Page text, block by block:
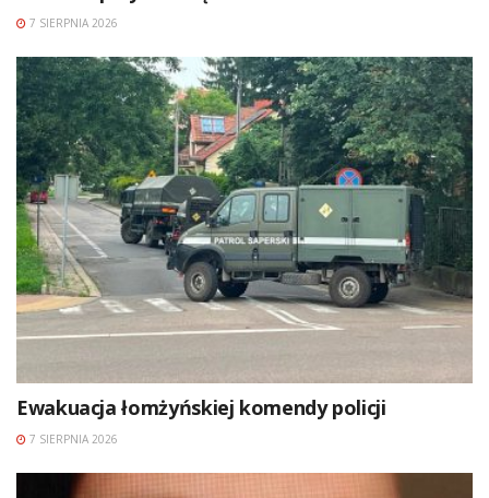
7 SIERPNIA 2026
Ewakuacja łomżyńskiej komendy policji
7 SIERPNIA 2026